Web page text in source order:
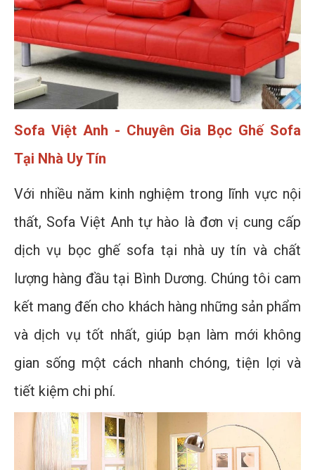
Sofa Việt Anh - Chuyên Gia Bọc Ghế Sofa
Tại Nhà Uy Tín
Với nhiều năm kinh nghiệm trong lĩnh vực nội
thất, Sofa Việt Anh tự hào là đơn vị cung cấp
dịch vụ bọc ghế sofa tại nhà uy tín và chất
lượng hàng đầu tại Bình Dương. Chúng tôi cam
kết mang đến cho khách hàng những sản phẩm
và dịch vụ tốt nhất, giúp bạn làm mới không
gian sống một cách nhanh chóng, tiện lợi và
tiết kiệm chi phí.